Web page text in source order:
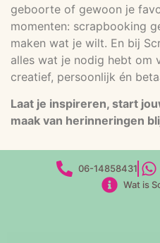
geboorte of gewoon je
momenten: scrapbooking
maken wat je wilt. En bij
alles wat je nodig hebt om
creatief, persoonlijk én
Laat je inspireren, start
maak van herinneringen
06-14858431
Wat is